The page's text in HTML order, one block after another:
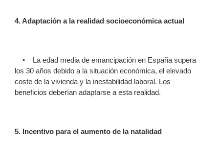
4. Adaptación a la realidad socioeconómica actual
• La edad media de emancipación en España supera
los 30 años debido a la situación económica, el elevado
coste de la vivienda y la inestabilidad laboral. Los
beneficios deberían adaptarse a esta realidad.
5. Incentivo para el aumento de la natalidad